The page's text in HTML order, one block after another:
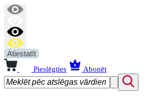
Atiestatīt
Pieslēgties Abonēt